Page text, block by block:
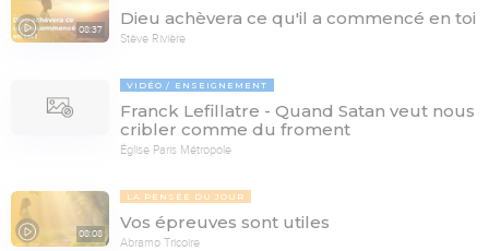
08:37
Dieu achèvera ce qu'il a commencé en toi
Stève Rivière
VIDÉO ENSEIGNEMENT
Franck Lefillatre - Quand Satan veut nous
cribler comme du froment
Église Paris Métropole
08:08
LA PENSÉE DU JOUR
Vos épreuves sont utiles
Abramo Tricoire